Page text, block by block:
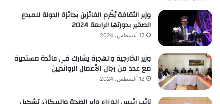
وزير الثقافة يُكَرم الفائزين بجائزة الدولة للمبدع
الصغير بدورتها الرابعة 2024
12 أغسطس، 2024
وزير الخارجية والهجرة يشارك في مائدة مستديرة
مع عدد من رجال الأعمال الروانديين
12 أغسطس، 2024